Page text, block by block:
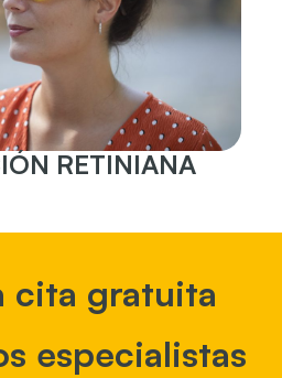
RETINIANA
cita gratuita
especialistas